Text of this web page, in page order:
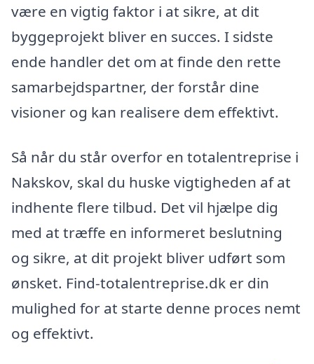
være en vigtig faktor i at sikre, at dit
byggeprojekt bliver en succes. I sidste
ende handler det om at finde den rette
samarbejdspartner, der forstår dine
visioner og kan realisere dem effektivt.
Så når du står overfor en totalentreprise i
Nakskov, skal du huske vigtigheden af at
indhente flere tilbud. Det vil hjælpe dig
med at træffe en informeret beslutning
og sikre, at dit projekt bliver udført som
ønsket. Find-totalentreprise.dk er din
mulighed for at starte denne proces nemt
og effektivt.